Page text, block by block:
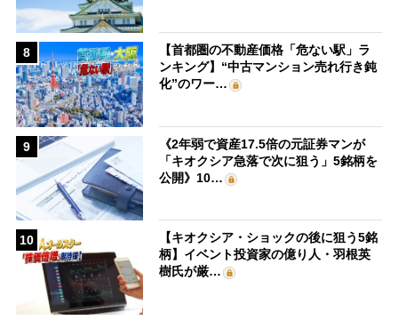
8
【首都圏の不動産価格「危ない駅」ラ
ンキング】“中古マンション売れ行き鈍
化”のワー…
9
《2年弱で資産17.5倍の元証券マンが
「キオクシア急落で次に狙う」5銘柄を
公開》10…
10
【キオクシア・ショックの後に狙う5銘
柄】イベント投資家の億り人・羽根英
樹氏が厳…